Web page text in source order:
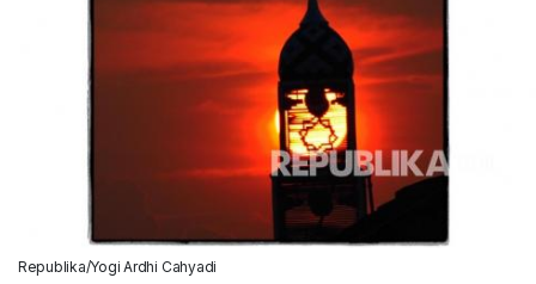
Republika/Yogi Ardhi Cahyadi